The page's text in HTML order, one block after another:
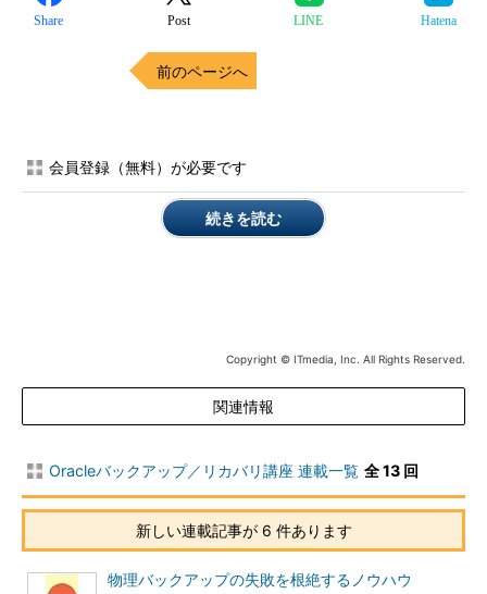
Share Post LINE Hatena
前のページへ
会員登録（無料）が必要です
続きを読む
Copyright © ITmedia, Inc. All Rights Reserved.
関連情報
Oracleバックアップ／リカバリ講座 連載一覧 全 13 回
新しい連載記事が 6 件あります
物理バックアップの失敗を根絶するノウハウ